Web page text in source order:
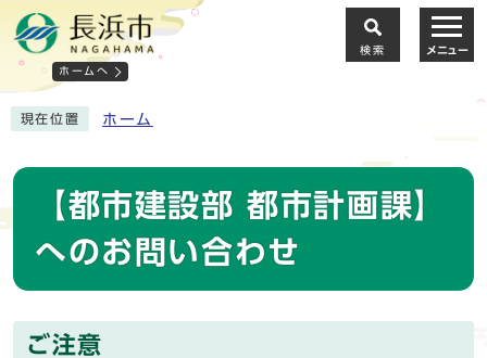
ホームへ
検索 メニュー
現在位置 ホーム
【都市建設部 都市計画課】
へのお問い合わせ
ご注意